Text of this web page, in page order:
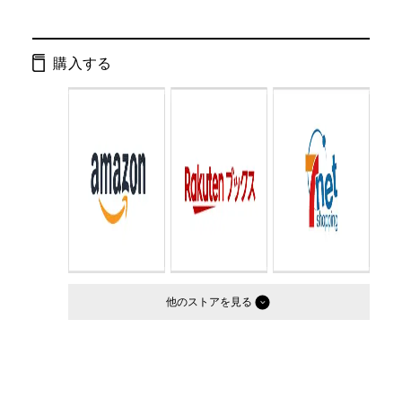
ISBN： 9784344403109
判型：
購入する
他のストア